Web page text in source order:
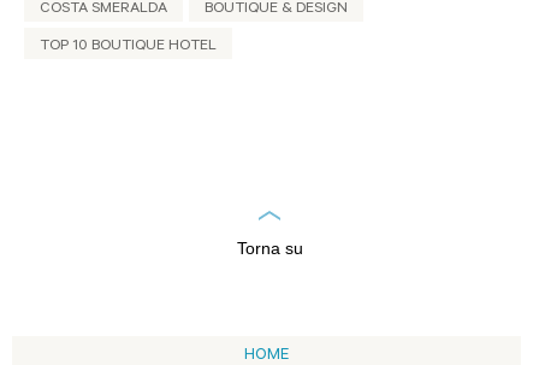
COSTA SMERALDA BOUTIQUE & DESIGN
TOP 10 BOUTIQUE HOTEL
Torna su
HOME